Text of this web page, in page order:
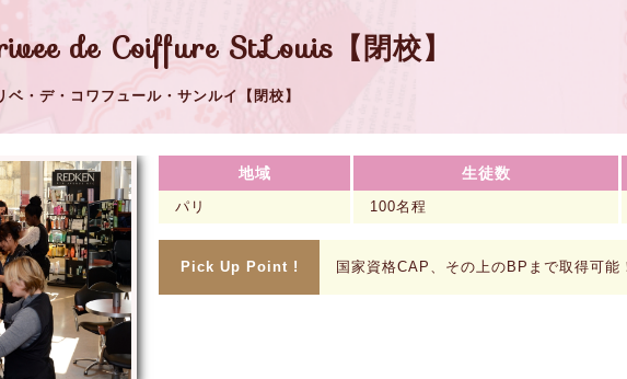
de Coiffure St.Louis【閉校】
ベ・デ・コワフュール・サンルイ【閉校】
地域 生徒数
パリ 100名程
Pick Up Point ! 国家資格CAP、その上のBPまで取得可能